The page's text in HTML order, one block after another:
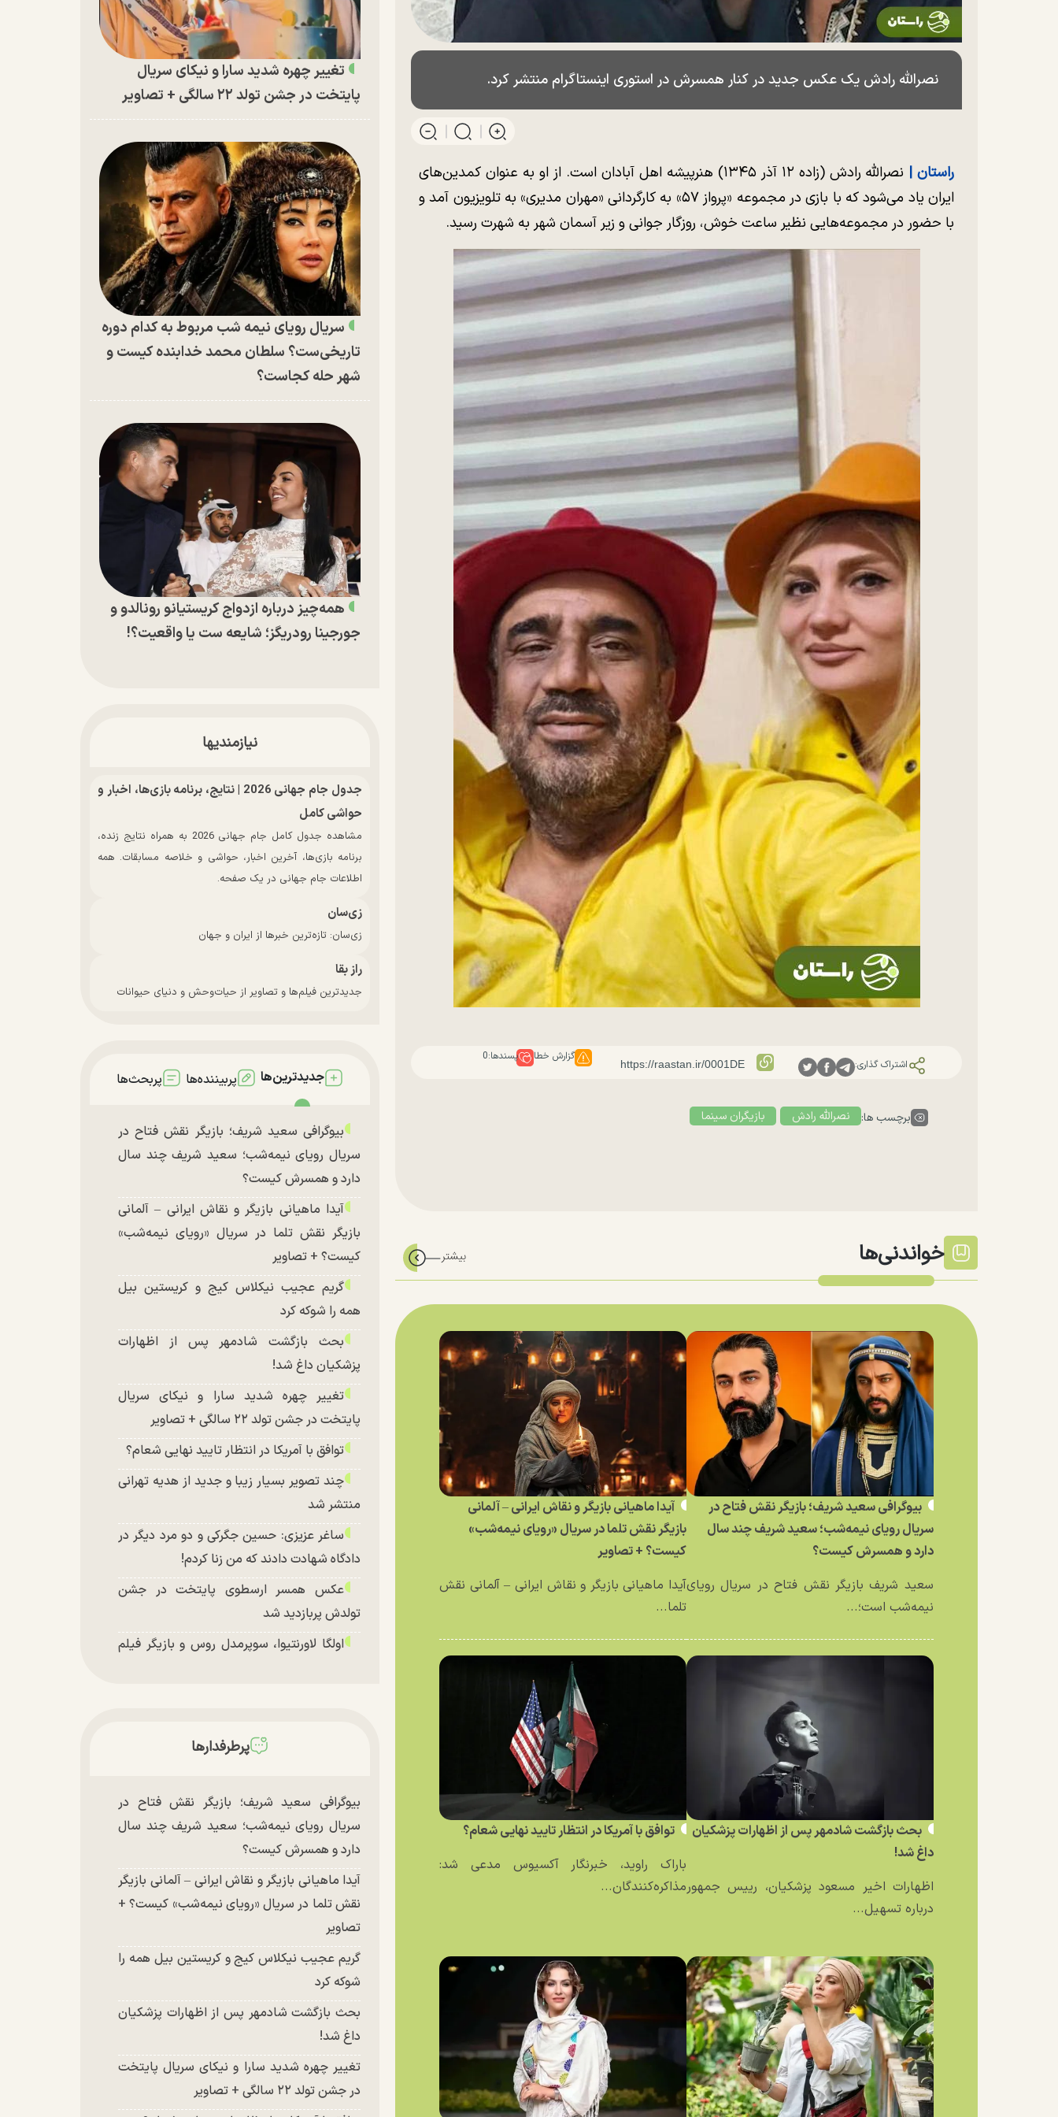
نصرالله رادش یک عکس جدید در کنار همسرش در استوری اینستاگرام منتشر کرد.
راستان |
نصرالله رادش (زاده ۱۲ آذر ۱۳۴۵) هنرپیشه اهل آبادان است. از او به عنوان کمدین‌های
ایران یاد می‌شود که با بازی در مجموعه «پرواز ۵۷» به کارگردانی «مهران مدیری» به تلویزیون آمد و
با حضور در مجموعه‌هایی نظیر ساعت خوش، روزگار جوانی و زیر آسمان شهر به شهرت رسید.
اشتراک گذاری:
گزارش خطا پسندها:0
برچسب ها: نصرالله رادش بازیگران سینما
خواندنی‌ها
بیوگرافی سعید شریف؛ بازیگر نقش فتاح در
سریال رویای نیمه‌شب؛ سعید شریف چند سال
دارد و همسرش کیست؟
سعید شریف بازیگر نقش فتاح در سریال رویای
نیمه‌شب است؛...
آیدا ماهیانی بازیگر و نقاش ایرانی – آلمانی
بازیگر نقش تلما در سریال «رویای نیمه‌شب»
کیست؟ + تصاویر
آیدا ماهیانی بازیگر و نقاش ایرانی – آلمانی نقش
تلما...
بحث بازگشت شادمهر پس از اظهارات پزشکیان
داغ شد!
اظهارات اخیر مسعود پزشکیان، رییس جمهور
درباره تسهیل...
توافق با آمریکا در انتظار تایید نهایی شعام؟
باراک راوید، خبرنگار آکسیوس مدعی شد:
مذاکره‌کنندگان...
تغییر چهره شدید سارا و نیکای سریال
پایتخت در جشن تولد ۲۲ سالگی + تصاویر
سریال رویای نیمه شب مربوط به کدام دوره
تاریخی‌ست؟ سلطان محمد خدابنده کیست و
شهر حله کجاست؟
همه‌چیز درباره ازدواج کریستیانو رونالدو و
جورجینا رودریگز؛ شایعه ست یا واقعیت؟!
نیازمندیها
جدول جام جهانی 2026 | نتایج، برنامه بازی‌ها، اخبار و
حواشی کامل
مشاهده جدول کامل جام جهانی 2026 به همراه نتایج زنده،
برنامه بازی‌ها، آخرین اخبار، حواشی و خلاصه مسابقات. همه
اطلاعات جام جهانی در یک صفحه.
زی‌سان
زی‌سان: تازه‌ترین خبرها از ایران و جهان
راز بقا
جدیدترین فیلم‌ها و تصاویر از حیات‌وحش و دنیای حیوانات
جدیدترین‌ها پربیننده‌ها پربحث‌ها
بیوگرافی سعید شریف؛ بازیگر نقش فتاح در
سریال رویای نیمه‌شب؛ سعید شریف چند سال
دارد و همسرش کیست؟
آیدا ماهیانی بازیگر و نقاش ایرانی – آلمانی
بازیگر نقش تلما در سریال «رویای نیمه‌شب»
کیست؟ + تصاویر
گریم عجیب نیکلاس کیج و کریستین بیل
همه را شوکه کرد
بحث بازگشت شادمهر پس از اظهارات
پزشکیان داغ شد!
تغییر چهره شدید سارا و نیکای سریال
پایتخت در جشن تولد ۲۲ سالگی + تصاویر
توافق با آمریکا در انتظار تایید نهایی شعام؟
چند تصویر بسیار زیبا و جدید از هدیه تهرانی
منتشر شد
ساغر عزیزی: حسین جگرکی و دو مرد دیگر در
دادگاه شهادت دادند که من زنا کردم!
عکس همسر ارسطوی پایتخت در جشن
تولدش پربازدید شد
اولگا لاورنتیوا، سوپرمدل روس و بازیگر فیلم
پرطرفدارها
بیوگرافی سعید شریف؛ بازیگر نقش فتاح در
سریال رویای نیمه‌شب؛ سعید شریف چند سال
دارد و همسرش کیست؟
آیدا ماهیانی بازیگر و نقاش ایرانی – آلمانی بازیگر
نقش تلما در سریال «رویای نیمه‌شب» کیست؟ +
تصاویر
گریم عجیب نیکلاس کیج و کریستین بیل همه را
شوکه کرد
بحث بازگشت شادمهر پس از اظهارات پزشکیان
داغ شد!
تغییر چهره شدید سارا و نیکای سریال پایتخت
در جشن تولد ۲۲ سالگی + تصاویر